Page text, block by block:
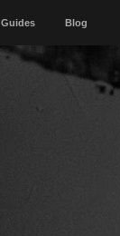
Guides Blog